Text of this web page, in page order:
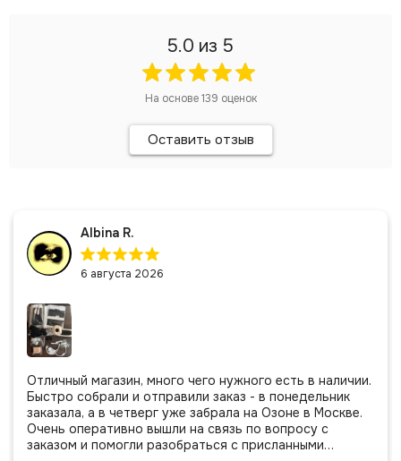
5.0 из 5
На основе139 оценок
Оставить отзыв
Albina R.
6 августа 2026
Отличный магазин, много чего нужного есть в наличии.
Быстро собрали и отправили заказ - в понедельник
заказала, а в четверг уже забрала на Озоне в Москве.
Очень оперативно вышли на связь по вопросу с
заказом и помогли разобраться с присланными